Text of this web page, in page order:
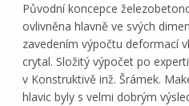
Původní koncepce
ovlivněna hlavně ve svých
zavedením výpočtu deformací
crytal. Složitý výpočet po
v Konstruktivě inž. Šrámek.
hlavic byly s velmi dobrým